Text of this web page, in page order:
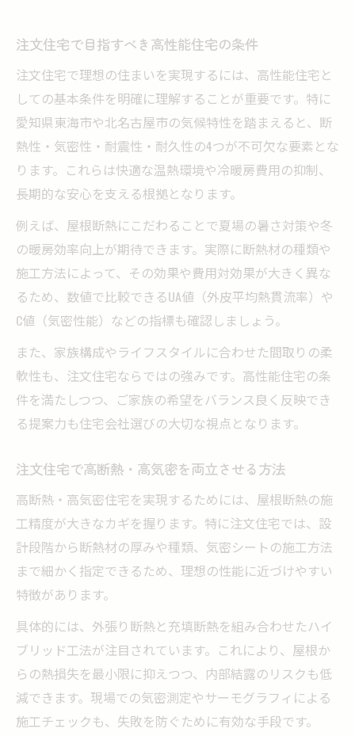
注文住宅で目指すべき高性能住宅の条件
注文住宅で理想の住まいを実現するには、高性能住宅と
しての基本条件を明確に理解することが重要です。特に
愛知県東海市や北名古屋市の気候特性を踏まえると、断
熱性・気密性・耐震性・耐久性の4つが不可欠な要素とな
ります。これらは快適な温熱環境や冷暖房費用の抑制、
長期的な安心を支える根拠となります。
例えば、屋根断熱にこだわることで夏場の暑さ対策や冬
の暖房効率向上が期待できます。実際に断熱材の種類や
施工方法によって、その効果や費用対効果が大きく異な
るため、数値で比較できるUA値（外皮平均熱貫流率）や
C値（気密性能）などの指標も確認しましょう。
また、家族構成やライフスタイルに合わせた間取りの柔
軟性も、注文住宅ならではの強みです。高性能住宅の条
件を満たしつつ、ご家族の希望をバランス良く反映でき
る提案力も住宅会社選びの大切な視点となります。
注文住宅で高断熱・高気密を両立させる方法
高断熱・高気密住宅を実現するためには、屋根断熱の施
工精度が大きなカギを握ります。特に注文住宅では、設
計段階から断熱材の厚みや種類、気密シートの施工方法
まで細かく指定できるため、理想の性能に近づけやすい
特徴があります。
具体的には、外張り断熱と充填断熱を組み合わせたハイ
ブリッド工法が注目されています。これにより、屋根か
らの熱損失を最小限に抑えつつ、内部結露のリスクも低
減できます。現場での気密測定やサーモグラフィによる
施工チェックも、失敗を防ぐために有効な手段です。